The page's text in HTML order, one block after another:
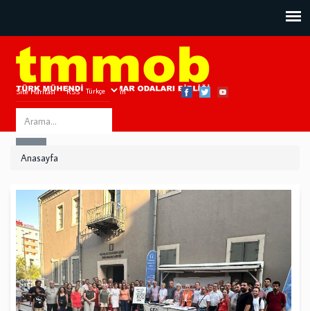
Site Haritası RSS Bize Ulaşın
Search
this
Anasayfa